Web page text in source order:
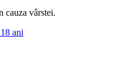
cauza vârstei.
ani